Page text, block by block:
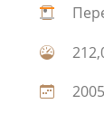
2005